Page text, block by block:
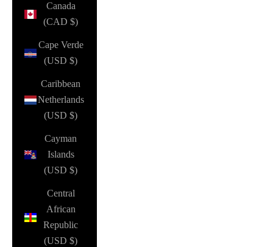
Canada
(CAD $)
Cape Verde
(USD $)
Caribbean
Netherlands
(USD $)
Cayman
Islands
(USD $)
Central
African
Republic
(USD $)